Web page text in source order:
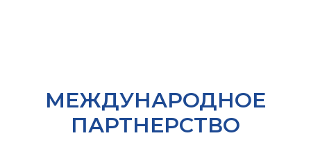
МЕЖДУНАРОДНОЕ
ПАРТНЕРСТВО